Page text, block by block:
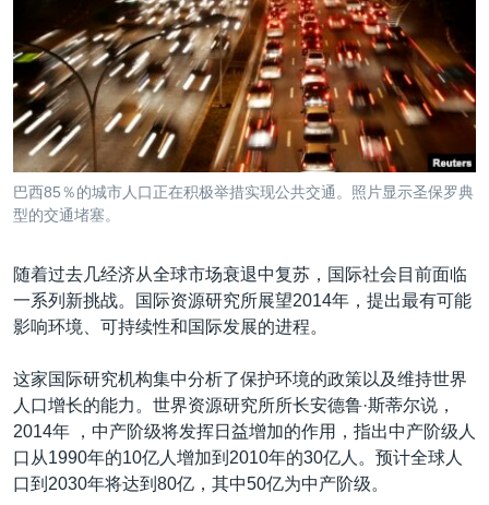
转
到
检
索
欧洲
非洲
美洲
全球议题
人权·法律·宗教
科教·文娱·体健
军事
劳工
环境
热点专题
白宫要闻
国会报道
美中关系
美国建国250周年
埃博拉疫情
重要讲话与声明
台海两岸关系
关注西藏
关注新疆
GEN Z 看美国
VOA视频
VOA今日焦点
中文广播
关注我们
其他语言网站
巴西85％的城市人口正在积极举措实现公共交通。照片显示圣保罗典
型的交通堵塞。
随着过去几经济从全球市场衰退中复苏，国际社会目前面临
一系列新挑战。国际资源研究所展望2014年，提出最有可能
影响环境、可持续性和国际发展的进程。
这家国际研究机构集中分析了保护环境的政策以及维持世界
人口增长的能力。世界资源研究所所长安德鲁·斯蒂尔说，
2014年 ，中产阶级将发挥日益增加的作用，指出中产阶级人
口从1990年的10亿人增加到2010年的30亿人。预计全球人
口到2030年将达到80亿，其中50亿为中产阶级。